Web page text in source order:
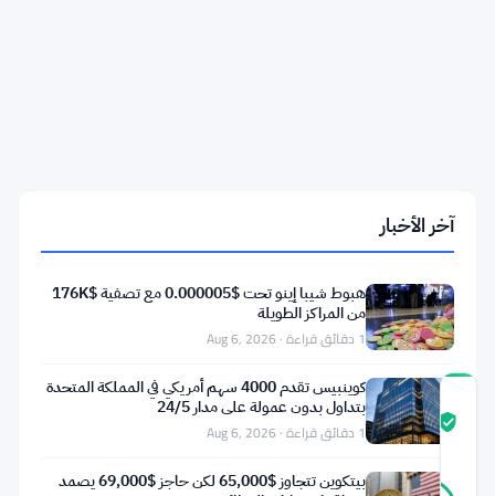
$1,750
وشبكة
درجة
ثقة
المجتمع
موثّق
موثّق
47
آخر الأخبار
هبوط شيبا إينو تحت $0.000005 مع تصفية $176K
من المراكز الطويلة
1 دقائق قراءة · Aug 6, 2026
كوينبيس تقدم 4000 سهم أمريكي في المملكة المتحدة
بتداول بدون عمولة على مدار 24/5
1 دقائق قراءة · Aug 6, 2026
بيتكوين تتجاوز $65,000 لكن حاجز $69,000 يصمد